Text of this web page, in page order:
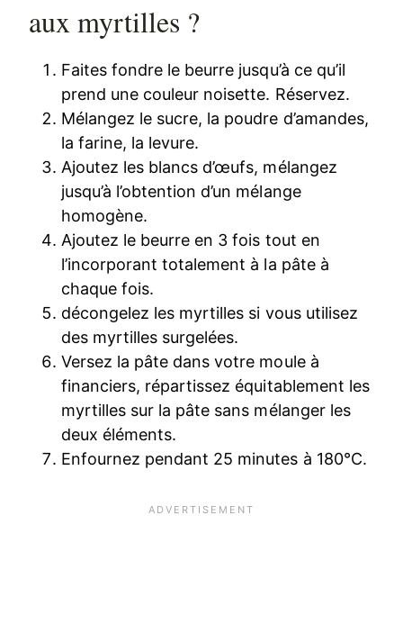
aux myrtilles ?
Faites fondre le beurre jusqu’à ce qu’il
prend une couleur noisette. Réservez.
Mélangez le sucre, la poudre d’amandes,
la farine, la levure.
Ajoutez les blancs d’œufs, mélangez
jusqu’à l’obtention d’un mélange
homogène.
Ajoutez le beurre en 3 fois tout en
l’incorporant totalement à la pâte à
chaque fois.
décongelez les myrtilles si vous utilisez
des myrtilles surgelées.
Versez la pâte dans votre moule à
financiers, répartissez équitablement les
myrtilles sur la pâte sans mélanger les
deux éléments.
Enfournez pendant 25 minutes à 180°C.